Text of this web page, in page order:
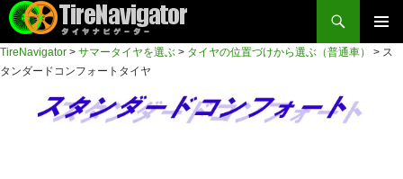
TireNavigator
検
索
メイン
コ
ン
TireNavigator > サマータイヤを選ぶ > タイヤの位置づけから選ぶ（普通車） > ス
タンダードコンフォートタイヤ